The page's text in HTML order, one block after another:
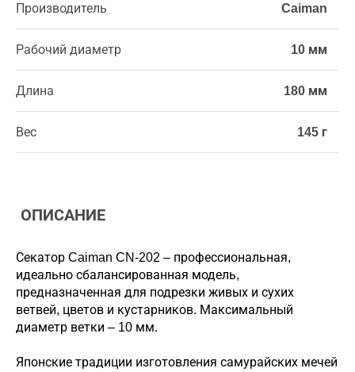
Производитель Caiman
Рабочий диаметр 10 мм
Длина 180 мм
Вес 145 г
ОПИСАНИЕ
Секатор Caiman CN-202 – профессиональная,
идеально сбалансированная модель,
предназначенная для подрезки живых и сухих
ветвей, цветов и кустарников. Максимальный
диаметр ветки – 10 мм.
Японские традиции изготовления самурайских мечей